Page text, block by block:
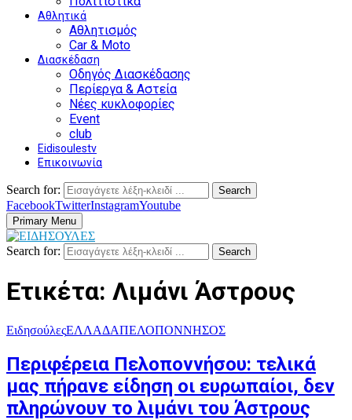
Αθλητικά
Αθλητισμός
Car & Moto
Διασκέδαση
Οδηγός Διασκέδασης
Περίεργα & Αστεία
Νέες κυκλοφορίες
Event
club
Eidisoulestv
Επικοινωνία
Search for: Search
FacebookTwitterInstagramYoutube
Primary Menu
Search for: Search
Ετικέτα: Λιμάνι Άστρους
ΕιδησούλεςΕΛΛΑΔΑΠΕΛΟΠΟΝΝΗΣΟΣ
Περιφέρεια Πελοποννήσου: τελικά
μας πήρανε είδηση οι ευρωπαίοι, δεν
πληρώνουν το λιμάνι του Άστρους